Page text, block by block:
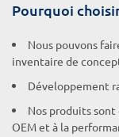
Pourquoi
Nous pouvons
inventaire de
Développement
Nos produits
OEM et à la